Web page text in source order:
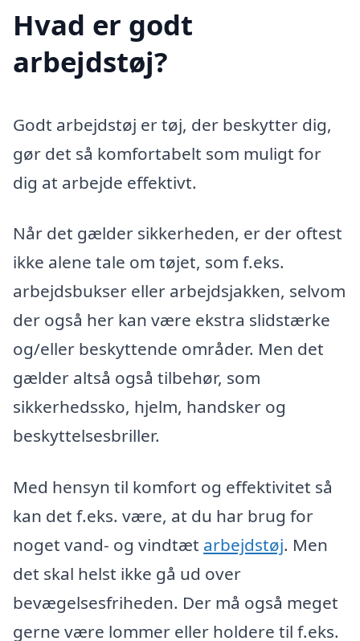
Hvad er godt
arbejdstøj?
Godt arbejdstøj er tøj, der beskytter dig,
gør det så komfortabelt som muligt for
dig at arbejde effektivt.
Når det gælder sikkerheden, er der oftest
ikke alene tale om tøjet, som f.eks.
arbejdsbukser eller arbejdsjakken, selvom
der også her kan være ekstra slidstærke
og/eller beskyttende områder. Men det
gælder altså også tilbehør, som
sikkerhedssko, hjelm, handsker og
beskyttelsesbriller.
Med hensyn til komfort og effektivitet så
kan det f.eks. være, at du har brug for
noget vand- og vindtæt arbejdstøj. Men
det skal helst ikke gå ud over
bevægelsesfriheden. Der må også meget
gerne være lommer eller holdere til f.eks.